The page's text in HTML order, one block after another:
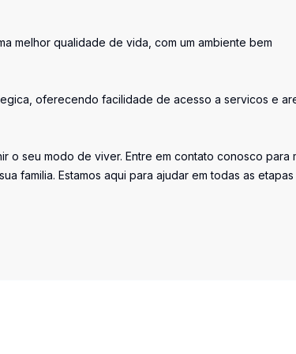
melhor qualidade de vida, com um ambiente bem
oferecendo facilidade de acesso a servicos e
seu modo de viver. Entre em contato conosco para
familia. Estamos aqui para ajudar em todas as